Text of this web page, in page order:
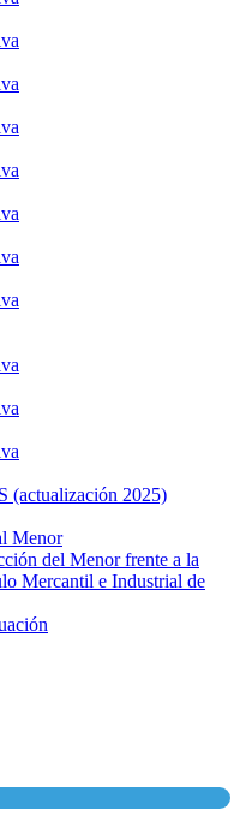
(actualización 2025)
Menor
del Menor frente a la
Mercantil e Industrial de